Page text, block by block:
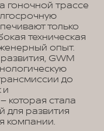
гоночной трассе
только
техническая
опыт.
GWM
до
и
которая стала
развития
компании.